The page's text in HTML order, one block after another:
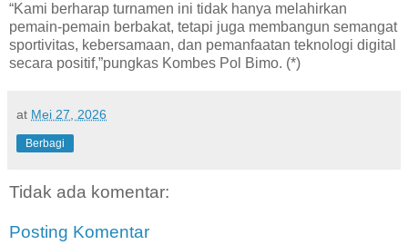
“Kami berharap turnamen ini tidak hanya melahirkan
pemain-pemain berbakat, tetapi juga membangun semangat
sportivitas, kebersamaan, dan pemanfaatan teknologi digital
secara positif,”pungkas Kombes Pol Bimo. (*)
at Mei 27, 2026
Berbagi
Tidak ada komentar:
Posting Komentar